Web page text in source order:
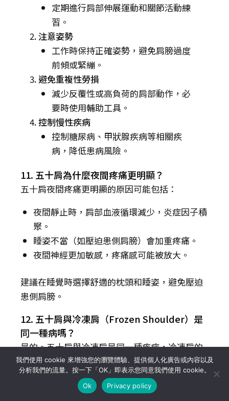
定期進行肩部伸展運動和關節活動練
習。
注意姿勢
工作時保持正確姿勢，避免肩膀過度
前傾或緊繃。
避免重複性勞損
減少反覆性或高負荷的肩部動作，必
要時使用輔助工具。
控制慢性疾病
控制糖尿病、甲狀腺疾病等相關疾
病，降低患病風險。
11. 五十肩為什麼夜間疼痛更明顯？
五十肩夜間疼痛更明顯的原因可能包括：
夜間靜止時，肩部血液循環減少，炎症因子積
聚。
睡姿不當（如壓迫患側肩膀）會加重疼痛。
夜間神經更加敏感，疼痛感可能被放大。
建議在睡覺時選擇舒適的枕頭和睡姿，避免壓迫
患側肩膀。
12. 五十肩與冷凍肩（Frozen Shoulder）是
同一種病嗎？
是的。五十肩與冷凍肩是同一種疾病，冷凍肩的
名稱強調了肩關節僵硬和活動受限的特徵。
五十肩是一種自限性但影響生活質量的疾病，通
我們使用 cookie 來增強您的瀏覽體驗、提供個人化廣告或內容以及
分析我們的流量。按一下「OK」即表示您同意我們使用 cookie。
Ok
Privacy policy